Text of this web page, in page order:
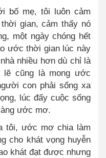
bố mẹ, tôi luôn cảm
gian, cảm thấy nó
một ngày chóng hết
ước thời gian lúc này
nhiều hơn dù chỉ là
cũng là mong ước
con phải sống xa
lúc đấy cuộc sống
ước mơ.
tôi, ước mơ chia làm
cho khát vọng huyễn
khát đạt được nhưng